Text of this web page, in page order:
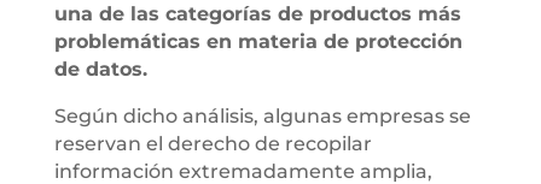
una de las categorías de productos más
problemáticas en materia de protección
de datos.
Según dicho análisis, algunas empresas se
reservan el derecho de recopilar
información extremadamente amplia,